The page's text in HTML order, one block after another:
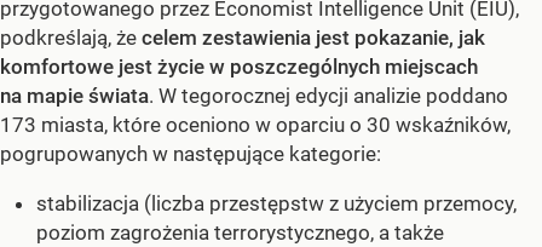
przygotowanego przez Economist Intelligence Unit (EIU),
podkreślają, że celem zestawienia jest pokazanie, jak
komfortowe jest życie w poszczególnych miejscach
na mapie świata. W tegorocznej edycji analizie poddano
173 miasta, które oceniono w oparciu o 30 wskaźników,
pogrupowanych w następujące kategorie:
stabilizacja (liczba przestępstw z użyciem przemocy,
poziom zagrożenia terrorystycznego, a także